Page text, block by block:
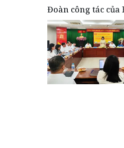
Đoàn công tác của